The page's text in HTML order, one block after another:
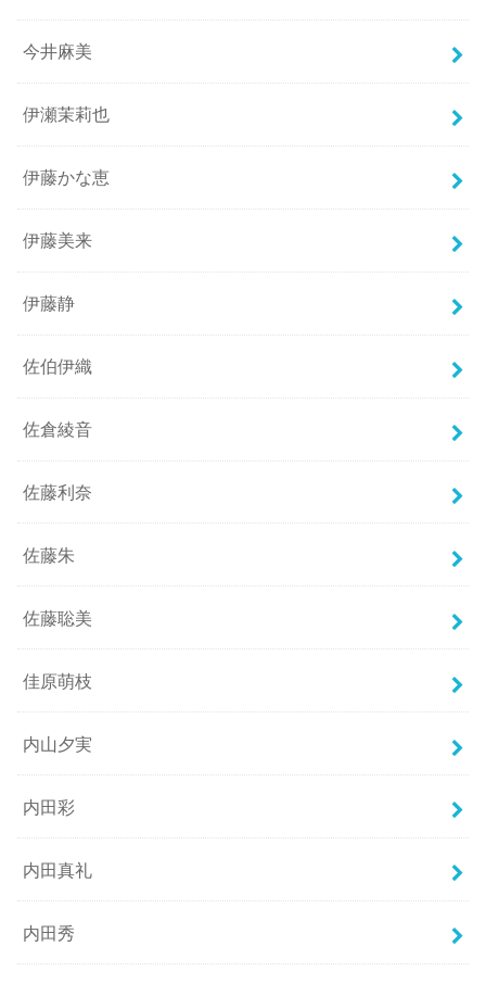
今井麻美
伊瀬茉莉也
伊藤かな恵
伊藤美来
伊藤静
佐伯伊織
佐倉綾音
佐藤利奈
佐藤朱
佐藤聡美
佳原萌枝
内山夕実
内田彩
内田真礼
内田秀